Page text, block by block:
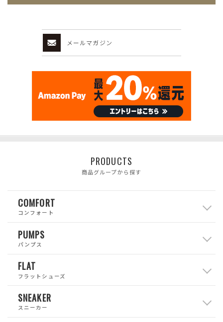
メールマガジン
PRODUCTS
商品グループから探す
COMFORT
コンフォート
PUMPS
パンプス
FLAT
フラットシューズ
SNEAKER
スニーカー